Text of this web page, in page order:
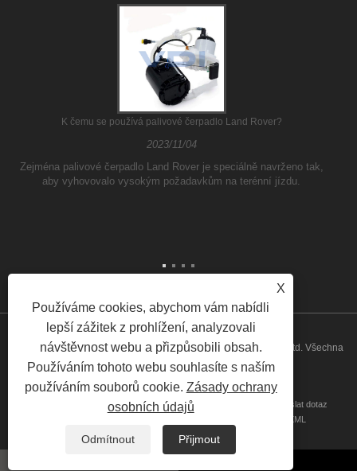
K čemu se používá palivové čerpadlo Land Rover?
2023/11/04
Zejména palivové čerpadlo Land Rover je speciálně navrženo tak,
aby vyhovovalo vysokým požadavkům na terénní jízdu.
Copyright © 2026 Guangzhou ATH Automotive Electronics Co., Ltd. Všechna
produkty Zprávy
Odeslat dotaz
XML
Privacy Policy
X
Používáme cookies, abychom vám nabídli
lepší zážitek z prohlížení, analyzovali
návštěvnost webu a přizpůsobili obsah.
Používáním tohoto webu souhlasíte s naším
používáním souborů cookie. Zásady ochrany
osobních údajů
Odmítnout Přijmout